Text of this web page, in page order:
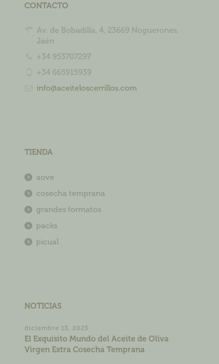
CONTACTO
Av. de Bobadilla, 4, 23669 Noguerones,
Jaén
+34 953707297
+34 665915939
info@aceiteloscerrillos.com
TIENDA
aove
cosecha temprana
grandes formatos
packs
picual
NOTICIAS
diciembre 13, 2023
El Exquisito Mundo del Aceite de Oliva
Virgen Extra Cosecha Temprana